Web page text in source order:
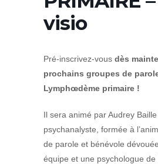
visio
Pré-inscrivez-vous dès
prochains groupes de
Lymphœdème primaire !
Il sera animé par Audrey Baille
psychanalyste, formée à
de parole et bénévole
équipe et une psychologue de